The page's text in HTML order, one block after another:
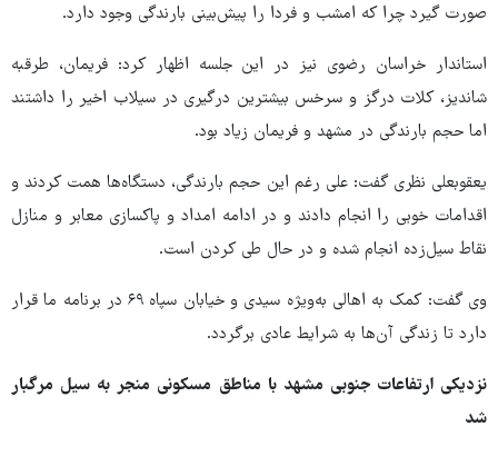
صورت گیرد چرا که امشب و فردا را پیش‌بینی بارندگی وجود دارد.
استاندار خراسان رضوی نیز در این جلسه اظهار کرد: فریمان، طرقبه
شاندیز، کلات درگز و سرخس بیشترین درگیری در سیلاب اخیر را داشتند
اما حجم بارندگی در مشهد و فریمان زیاد بود.
یعقوبعلی نظری گفت: علی رغم این حجم بارندگی، دستگاه‌ها همت کردند و
اقدامات خوبی را انجام دادند و در ادامه امداد و پاکسازی معابر و منازل
نقاط سیل‌زده انجام شده و در حال طی کردن است.
وی گفت: کمک به اهالی به‌ویژه سیدی و خیابان سپاه ۶۹ در برنامه ما قرار
دارد تا زندگی آن‌ها به شرایط عادی برگردد.
نزدیکی ارتفاعات جنوبی مشهد با مناطق مسکونی منجر به سیل مرگبار
شد